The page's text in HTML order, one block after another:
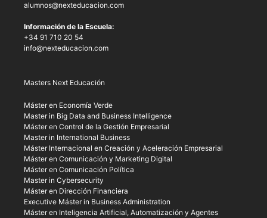
alumnos@nexteducacion.com
Información de la Escuela:
+34 91 710 20 54
info@nexteducacion.com
Masters Next Educación
Máster en Economía Verde
Master in Big Data and Business Intelligence
Máster en Control de la Gestión Empresarial
Master in International Business
Máster Internacional en Creación y Aceleración Empresarial
Máster en Comunicación y Marketing Digital
Máster en Comunicación Política
Master in Cybersecurity
Máster en Dirección Financiera
Executive Máster in Business Administration
Máster en Inteligencia Artificial, Automatización y Agentes